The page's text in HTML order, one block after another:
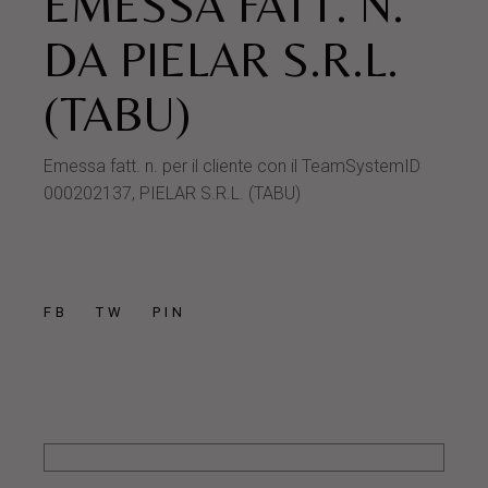
DA PIELAR S.R.L.
(TABU)
Emessa fatt. n. per il cliente con il TeamSystemID
000202137, PIELAR S.R.L. (TABU)
FB TW PIN